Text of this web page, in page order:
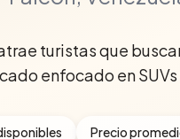
turistas que
enfocado en
Precio